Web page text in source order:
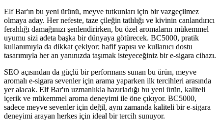
Elf Bar'ın bu yeni ürünü, meyve tutkunları için bir vazgeçilmez
olmaya aday. Her nefeste, taze çileğin tatlılığı ve kivinin canlandırıcı
ferahlığı damağınızı şenlendirirken, bu özel aromaların mükemmel
uyumu sizi adeta başka bir dünyaya götürecek. BC5000, pratik
kullanımıyla da dikkat çekiyor; hafif yapısı ve kullanıcı dostu
tasarımıyla her an yanınızda taşımak isteyeceğiniz bir e-sigara cihazı.
SEO açısından da güçlü bir performans sunan bu ürün, meyve
aromalı e-sigara sevenler için arama yaparken ilk tercihleri arasında
yer alacak. Elf Bar'ın uzmanlıkla hazırladığı bu yeni ürün, kaliteli
içerik ve mükemmel aroma deneyimi ile öne çıkıyor. BC5000,
sadece meyve sevenler için değil, aynı zamanda kaliteli bir e-sigara
deneyimi arayan herkes için ideal bir tercih sunuyor.